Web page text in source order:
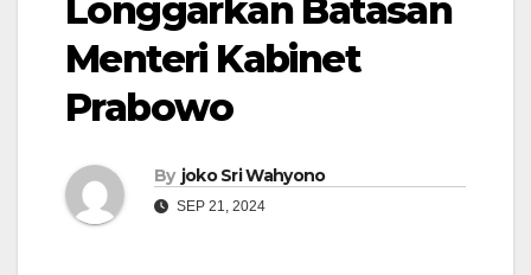
Longgarkan Batasan
Menteri Kabinet
Prabowo
By joko Sri Wahyono
SEP 21, 2024